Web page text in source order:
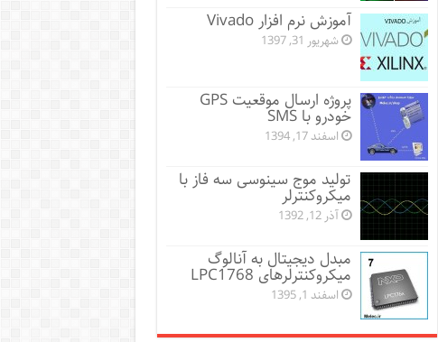
آموزش نرم افزار Vivado
شهریور 31, 1397
پروژه ارسال موقعیت GPS
خودرو با SMS
اسفند 17, 1394
تولید موج سینوسی سه فاز با
میکروکنترلر
آذر 12, 1392
مبدل دیجیتال به آنالوگ
میکروکنترلرهای LPC1768
اسفند 1, 1395